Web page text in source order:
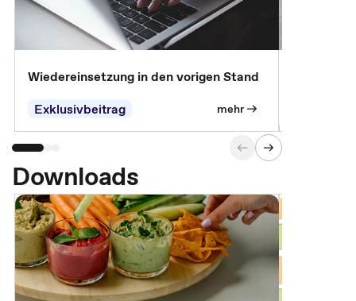
Wiedereinsetzung in den vorigen Stand
Exklusivbeitrag
mehr
Downloads